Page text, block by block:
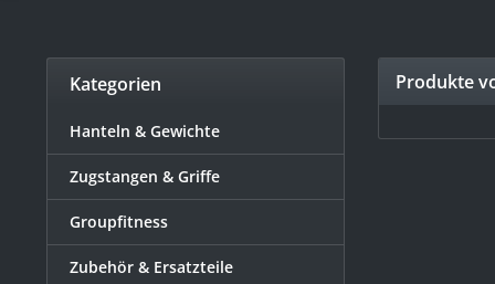
Kategorien
Hanteln & Gewichte
Zugstangen & Griffe
Groupfitness
Zubehör & Ersatzteile
Produkte